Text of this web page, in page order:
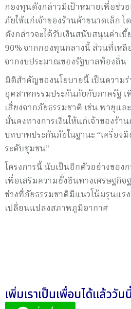
กองทุนดังกล่าวมีเป้าหมายเพื่อช่ว
ภัยให้แก่เจ้าของร้านค้าขนาดเล็ก โ
ดังกล่าวจะได้รับเงินสนับสนุนค่าเ
90% จากกองทุนกลางนี้ ส่วนที่เห
จากงบประมาณของรัฐบาลท้องถิ่น
มิติสำคัญของนโยบายนี้ เป็นความร่
อุตสาหกรรมประกันภัยกับภาครัฐ
เสี่ยงจากภัยธรรมชาติ เช่น พายุแล
มั่นคงทางการเงินให้แก่เจ้าของร้า
บทบาทประกันภัยในฐานะ “เครื่อง
ระดับชุมชน”
โครงการนี้ นับเป็นอีกตัวอย่างของ
เพื่อเสริมความยั่งยืนทางเศรษฐกิจ
ช่วงที่ภัยธรรมชาติมีแนวโน้มรุนแร
เปลี่ยนแปลงสภาพภูมิอากาศ
เพิ่มเราเป็นเพื่อนได้แล้ววัน